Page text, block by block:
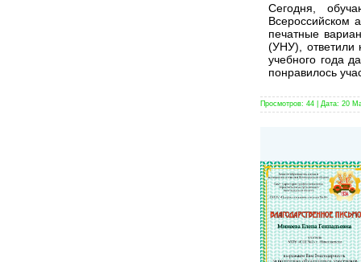
Сегодня,
Всероссийском
печатные
(УНУ), ответили
учебного года
понравилось
Просмотров: 44 Дата: 20